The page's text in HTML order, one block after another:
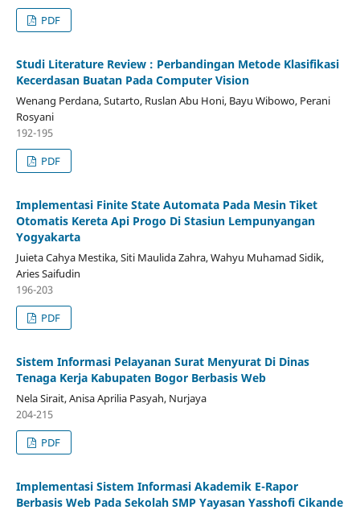
PDF
Studi Literature Review : Perbandingan Metode Klasifikasi
Kecerdasan Buatan Pada Computer Vision
Wenang Perdana, Sutarto, Ruslan Abu Honi, Bayu Wibowo, Perani
Rosyani
192-195
PDF
Implementasi Finite State Automata Pada Mesin Tiket
Otomatis Kereta Api Progo Di Stasiun Lempunyangan
Yogyakarta
Juieta Cahya Mestika, Siti Maulida Zahra, Wahyu Muhamad Sidik,
Aries Saifudin
196-203
PDF
Sistem Informasi Pelayanan Surat Menyurat Di Dinas
Tenaga Kerja Kabupaten Bogor Berbasis Web
Nela Sirait, Anisa Aprilia Pasyah, Nurjaya
204-215
PDF
Implementasi Sistem Informasi Akademik E-Rapor
Berbasis Web Pada Sekolah SMP Yayasan Yasshofi Cikande